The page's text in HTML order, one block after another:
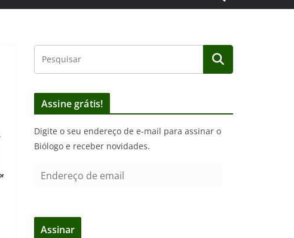
Assine grátis!
Digite o seu endereço de e-mail para assinar o
Biólogo e receber novidades.
e
Assinar